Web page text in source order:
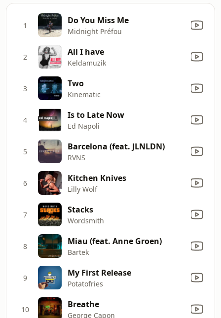
1 Do You Miss Me
Midnight Préfou
2 All I have
Keldamuzik
3 Two
Kinematic
4 Is to Late Now
Ed Napoli
5 Barcelona (feat. JLNLDN)
RVNS
6 Kitchen Knives
Lilly Wolf
7 Stacks
Wordsmith
8 Miau (feat. Anne Groen)
Bartek
9 My First Release
Potatofries
10 Breathe
George Capon